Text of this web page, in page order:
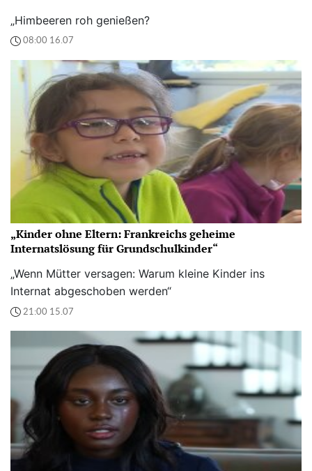
„Himbeeren roh genießen?
08:00 16.07
„Kinder ohne Eltern: Frankreichs geheime
Internatslösung für Grundschulkinder“
„Wenn Mütter versagen: Warum kleine Kinder ins
Internat abgeschoben werden“
21:00 15.07